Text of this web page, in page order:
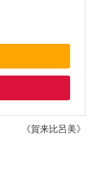
《賀来比呂美》